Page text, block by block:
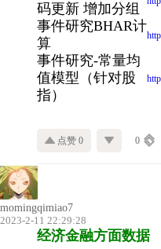
码更新 增加分组
事件研究BHAR计
算
事件研究-常量均
值模型（针对股
指）
点赞 0 0
momingqimiao7
2023-2-11 22:29:28
经济金融方面数据